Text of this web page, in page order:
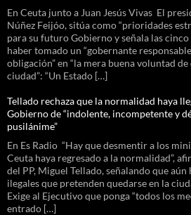
En Ceuta junto a Juan Jesús Vivas El
Núñez Feijóo, sitúa como “prioridades
para su futuro Gobierno y señala las
haber tomado un “gobernante
obligación” en “la mera buena voluntad
ciudad”: “Un Estado […]
Tellado rechaza que la normalidad haya
Gobierno de “indolente, incompetente y
pusilánime”
En Es Radio “Hay que desmentir a los
Ceuta haya regresado a la normalidad”,
del PP, Miguel Tellado, señalando que
ilegales que pretenden quedarse en la
Exige al Ejecutivo que ponga “todos los
entrado […]